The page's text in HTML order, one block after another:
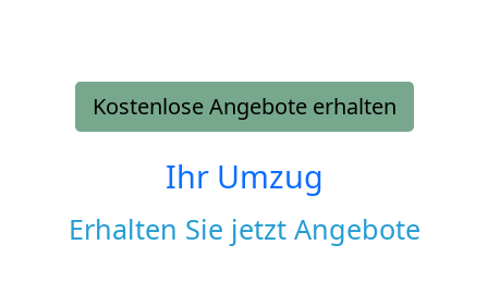
Kostenlose Angebote erhalten
Ihr Umzug
Erhalten Sie jetzt Angebote